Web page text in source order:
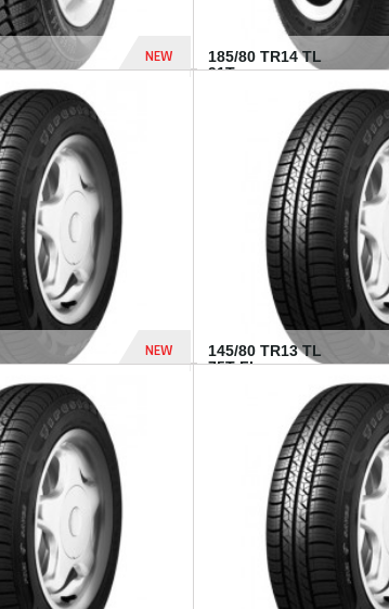
NEW
185/80 TR14 TL
91T...
NEW
145/80 TR13 TL
75T FI...